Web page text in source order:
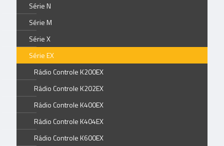
Série N
Série M
Série X
Série EX
Rádio Controle K200EX
Rádio Controle K202EX
Rádio Controle K400EX
Rádio Controle K404EX
Rádio Controle K600EX